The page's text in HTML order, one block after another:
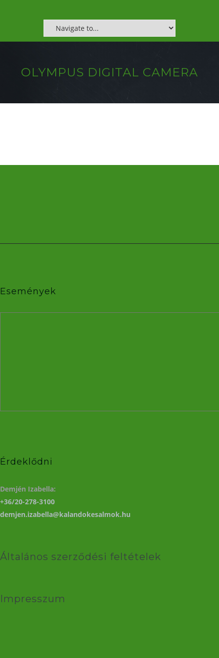
OLYMPUS DIGITAL CAMERA
Események
Érdeklődni
Demjén Izabella:
+36/20-278-3100
demjen.izabella@kalandokesalmok.hu
Általános szerződési feltételek
Impresszum